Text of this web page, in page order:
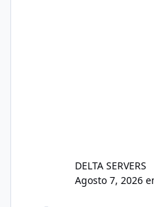
DELTA SERVERS
Agosto 7, 2026